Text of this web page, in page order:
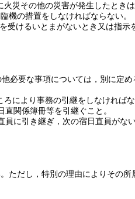
災その他の災害が発生したとき
機の措置をしなければならない。
受けるいとまがないとき又は指示
他必要な事項については，別に定め
ろにより事務の引継をしなければな
関係簿冊等を引継ぐこと。
に引き継ぎ，次の宿日直員がな
ただし，特別の理由によりその所